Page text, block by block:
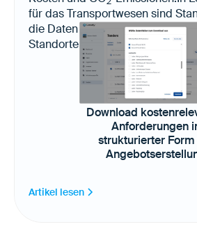
für das Transportwesen sind
die Daten von über 22.000
Standorten in Europa, USA und
Download
Anforderungen
strukturierter Form
Artikel lesen